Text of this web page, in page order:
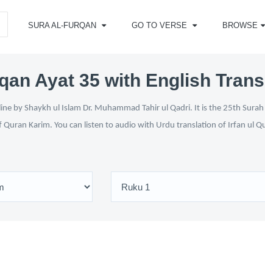
SURA AL-FURQAN GO TO VERSE BROWSE
Ayat 35 with English
by Shaykh ul Islam Dr. Muhammad Tahir ul Qadri. It is the 25th
Karim. You can listen to audio with Urdu translation of Irfan ul